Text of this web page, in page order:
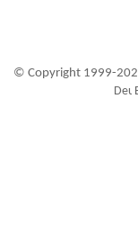
© Copyright 1999-